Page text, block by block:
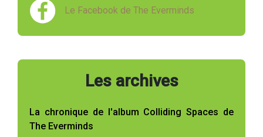
Le Facebook de The Everminds
Les archives
La chronique de l'album Colliding Spaces de
The Everminds